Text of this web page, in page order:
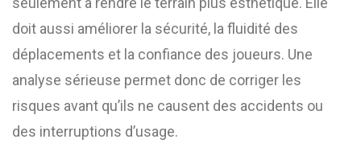
doit aussi améliorer la sécurité, la fluidité des
déplacements et la confiance des joueurs. Une
analyse sérieuse permet donc de corriger les
risques avant qu’ils ne causent des accidents ou
des interruptions d’usage.